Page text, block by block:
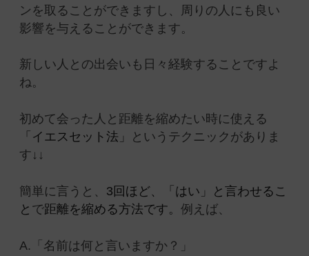
ンを取ることができますし、周りの人にも良い
影響を与えることができます。
新しい人との出会いも日々経験することですよ
ね。
初めて会った人と距離を縮めたい時に使える
「イエスセット法」
というテクニックがありま
す↓↓
簡単に言うと、 3回ほど、「はい」と言わせるこ
と で距離を縮める方法です。 例えば、
A.「名前は何と言いますか？」